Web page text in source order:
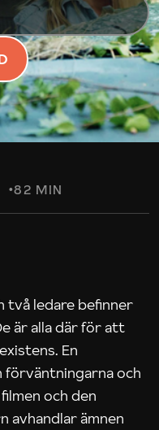
82 MIN
två ledare befinner
är alla där för att
En
förväntningarna och
och den
avhandlar ämnen